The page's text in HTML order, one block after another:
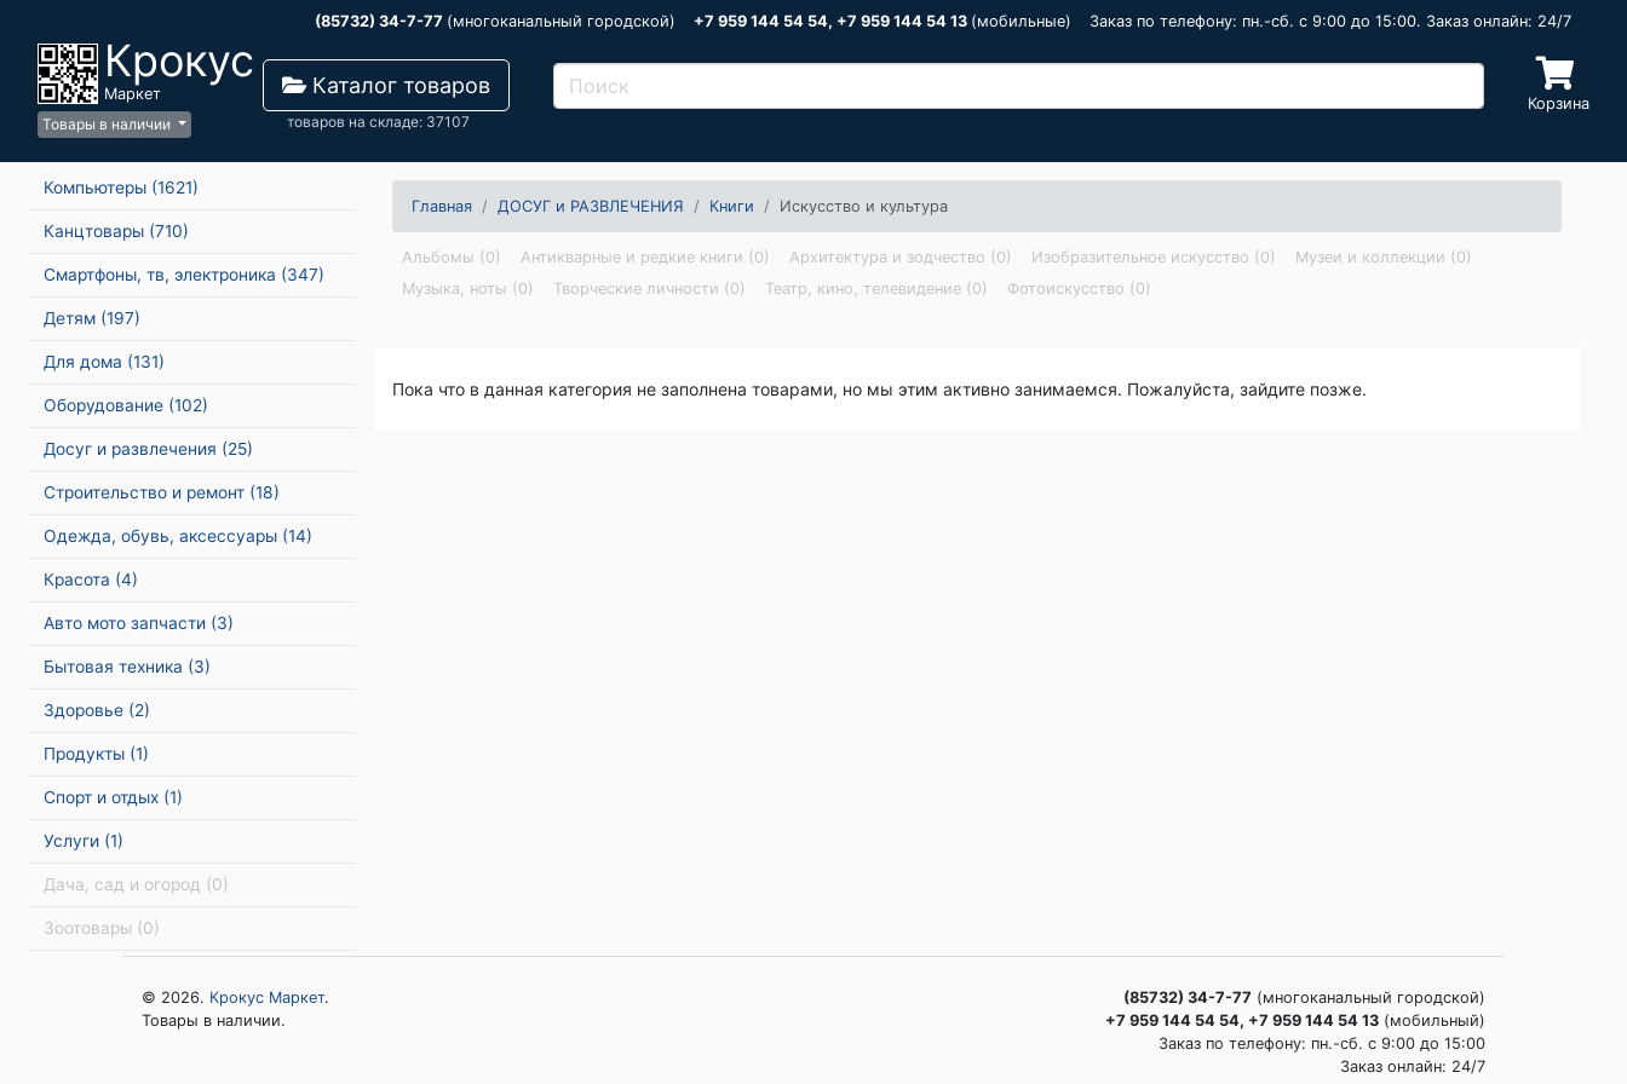
(85732) 34-7-77 (многоканальный городской) +7 959 144 54 54, +7 959 144 54 13 (мобильные) Заказ по телефону: пн.-сб. c 9:00 до 15:00. Заказ онлайн: 24/7
Крокус
Маркет
Товары в наличии
Каталог товаров
товаров на складе: 37107
Корзина
Компьютеры (1621)
Канцтовары (710)
Смартфоны, тв, электроника (347)
Детям (197)
Для дома (131)
Оборудование (102)
Досуг и развлечения (25)
Строительство и ремонт (18)
Одежда, обувь, аксессуары (14)
Красота (4)
Авто мото запчасти (3)
Бытовая техника (3)
Здоровье (2)
Продукты (1)
Спорт и отдых (1)
Услуги (1)
Дача, сад и огород (0)
Зоотовары (0)
Главная ДОСУГ и РАЗВЛЕЧЕНИЯ Книги Искусство и культура
Альбомы (0) Антикварные и редкие книги (0) Архитектура и зодчество (0) Изобразительное искусство (0)
Музеи и коллекции (0)
Музыка, ноты (0)
Творческие личности (0) Театр, кино, телевидение (0) Фотоискусство (0)
Пока что в данная категория не заполнена товарами, но мы этим активно занимаемся. Пожалуйста, зайдите позже.
© 2026. Крокус Маркет.
Товары в наличии.
(85732) 34-7-77 (многоканальный городской)
+7 959 144 54 54, +7 959 144 54 13 (мобильный)
Заказ по телефону: пн.-сб. c 9:00 до 15:00
Заказ онлайн: 24/7